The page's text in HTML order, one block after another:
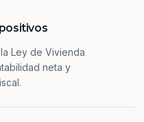
Ley de Vivienda
neta y